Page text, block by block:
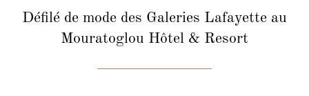
Défilé de mode des Galeries Lafayette au
Mouratoglou Hôtel & Resort